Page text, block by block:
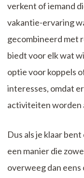
verkent of iemand
vakantie-ervaring
gecombineerd met
biedt voor elk wat
optie voor koppels
interesses, omdat
activiteiten worden
Dus als je klaar
een manier die
overweeg dan